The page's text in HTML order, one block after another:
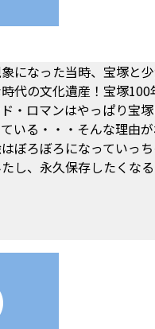
になった当時、宝塚と
代の文化遺産！宝塚100
・ロマンはやっぱり宝
いる・・・そんな理由
ろぼろになっていっち
し、永久保存したくなる